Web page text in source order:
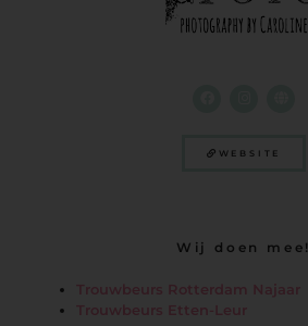
WEBSITE
Wij doen mee!
Trouwbeurs Rotterdam Najaar
Trouwbeurs Etten-Leur